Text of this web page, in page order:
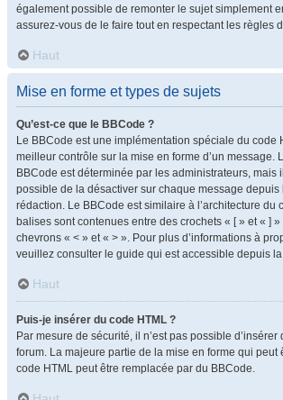
également possible de remonter le sujet simplement
assurez-vous de le faire tout en respectant les règles
Haut
Mise en forme et types de sujets
Qu’est-ce que le BBCode ?
Le BBCode est une implémentation spéciale du code
meilleur contrôle sur la mise en forme d’un message.
BBCode est déterminée par les administrateurs, mais
possible de la désactiver sur chaque message depuis
rédaction. Le BBCode est similaire à l’architecture du
balises sont contenues entre des crochets « [ » et « ]
chevrons « < » et « > ». Pour plus d’informations à
veuillez consulter le guide qui est accessible depuis
Haut
Puis-je insérer du code HTML ?
Par mesure de sécurité, il n’est pas possible d’insérer
forum. La majeure partie de la mise en forme qui peut
code HTML peut être remplacée par du BBCode.